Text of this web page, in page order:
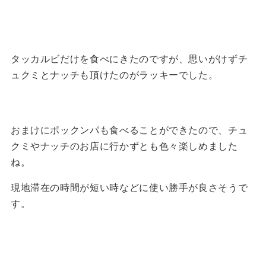
タッカルビだけを食べにきたのですが、思いがけずチ
ュクミとナッチも頂けたのがラッキーでした。
おまけにポックンパも食べることができたので、チュ
クミやナッチのお店に行かずとも色々楽しめました
ね。
現地滞在の時間が短い時などに使い勝手が良さそうで
す。